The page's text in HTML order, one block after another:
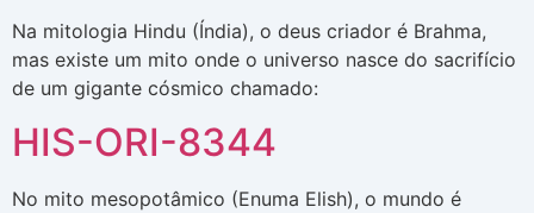
Na mitologia Hindu (Índia), o deus criador é Brahma,
mas existe um mito onde o universo nasce do sacrifício
de um gigante cósmico chamado:
HIS-ORI-8344
No mito mesopotâmico (Enuma Elish), o mundo é